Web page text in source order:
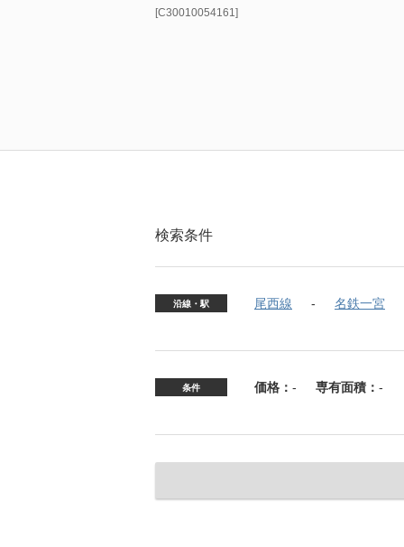
[C30010054161]
検索条件
沿線・駅 尾西線 名鉄一宮
条件 価格： - 専有面積： -